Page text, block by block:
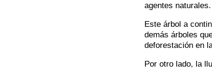
agentes
Este árbol a
demás árboles
deforestación en
Por otro lado, la